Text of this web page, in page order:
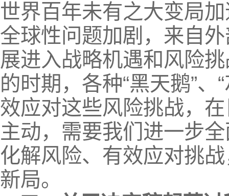
世界百年未有之大变局
全球性问题加剧，来自
展进入战略机遇和风险
的时期，各种“黑天鹅”
效应对这些风险挑战，
主动，需要我们进一步
化解风险、有效应对挑
新局。